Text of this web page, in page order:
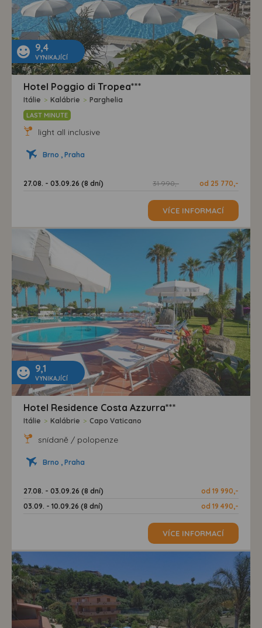
9,4
VYNIKAJÍCÍ
Hotel Poggio di Tropea***
Itálie > Kalábrie > Parghelia
LAST MINUTE
light all inclusive
Brno , Praha
27.08. - 03.09.26 (8 dní) 31 990,- od 25 770,-
VÍCE INFORMACÍ
9,1
VYNIKAJÍCÍ
Hotel Residence Costa Azzurra***
Itálie > Kalábrie > Capo Vaticano
snídaně / polopenze
Brno , Praha
27.08. - 03.09.26 (8 dní)
od 19 990,-
03.09. - 10.09.26 (8 dní)
od 19 490,-
VÍCE INFORMACÍ